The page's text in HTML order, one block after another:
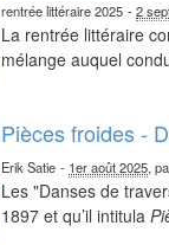
rentrée littéraire 2025 -2
La rentrée littéraire
mélange auquel
Pièces froides -
Erik Satie - 1er août 2025,
Les "Danses de
1897 et qu’il intitula